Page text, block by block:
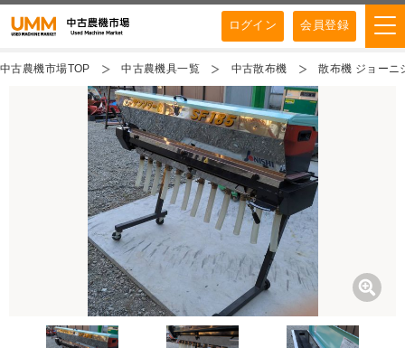
ログイン 会員登録
中古農機市場TOP 中古農機具一覧 中古散布機 散布機 ジョーニ